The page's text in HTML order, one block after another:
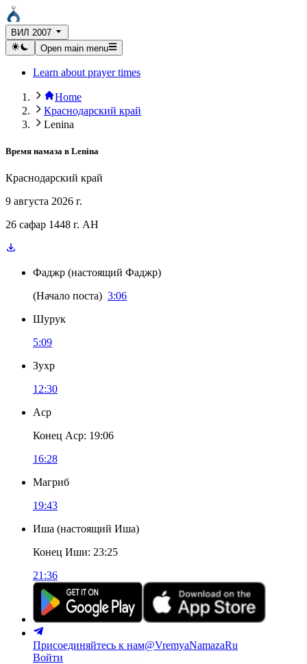
ВИЛ 2007
Open main menu
Learn about prayer times
Home
Краснодарский край
Lenina
Время намаза в Lenina
Краснодарский край
9 августа 2026 г.
26 сафар 1448 г. AH
Фаджр (настоящий Фаджр)
(Начало поста) 3:06
Шурук
5:09
Зухр
12:30
Аср
Конец Аср: 19:06
16:28
Магриб
19:43
Иша (настоящий Иша)
Конец Иши: 23:25
21:36
Присоединяйтесь к нам@VremyaNamazaRu
Войти